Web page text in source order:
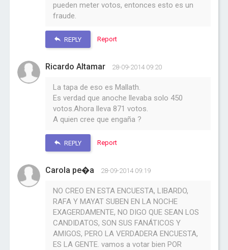
pueden meter votos, entonces esto es un
fraude.
REPLY Report
Ricardo Altamar 28-09-2014 09:20
La tapa de eso es Mallath.
Es verdad que anoche llevaba solo 450
votos.Ahora lleva 871 votos.
A quien cree que engaña ?
REPLY Report
Carola pe�a 28-09-2014 09:19
NO CREO EN ESTA ENCUESTA, LIBARDO,
RAFA Y MAYAT SUBEN EN LA NOCHE
EXAGERDAMENTE, NO DIGO QUE SEAN LOS
CANDIDATOS, SON SUS FANÁTICOS Y
AMIGOS, PERO LA VERDADERA ENCUESTA,
ES LA GENTE. vamos a votar bien POR